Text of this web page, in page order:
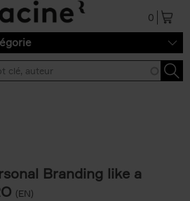
0
Branding like a
(EN)